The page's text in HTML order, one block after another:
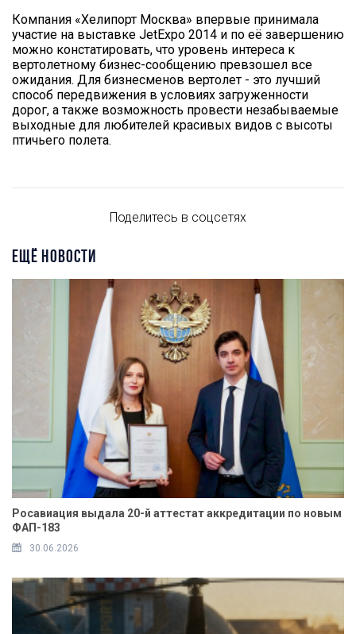
Компания «Хелипорт Москва» впервые принимала
участие на выставке JetExpo 2014 и по её завершению
можно констатировать, что уровень интереса к
вертолетному бизнес-сообщению превзошел все
ожидания. Для бизнесменов вертолет - это лучший
способ передвижения в условиях загруженности
дорог, а также возможность провести незабываемые
выходные для любителей красивых видов с высоты
птичьего полета.
Поделитесь в соцсетях
ЕЩЁ НОВОСТИ
Росавиация выдала 20-й аттестат аккредитации по новым
ФАП-183
30.06.2026